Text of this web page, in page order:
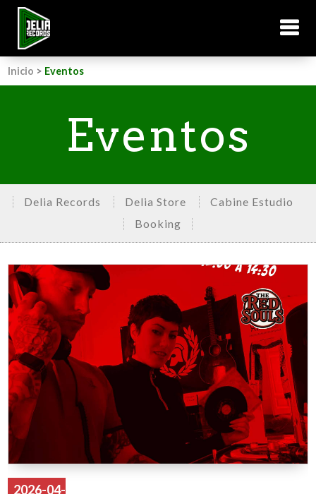
Inicio > Eventos
Eventos
Delia Records Delia Store
Cabine Estudio
Booking
2026-04-